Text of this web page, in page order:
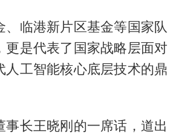
、临港新片区基金等国家队
更是代表了国家战略层面对
人工智能核心底层技术的鼎
事长王晓刚的一席话，道出